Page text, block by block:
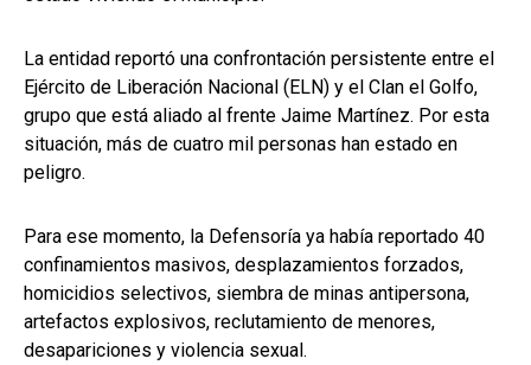
La entidad reportó una confrontación persistente entre el
Ejército de Liberación Nacional (ELN) y el Clan el Golfo,
grupo que está aliado al frente Jaime Martínez. Por esta
situación, más de cuatro mil personas han estado en
peligro.
Para ese momento, la Defensoría ya había reportado 40
confinamientos masivos, desplazamientos forzados,
homicidios selectivos, siembra de minas antipersona,
artefactos explosivos, reclutamiento de menores,
desapariciones y violencia sexual.